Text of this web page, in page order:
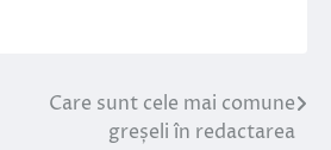
Care sunt cele mai comune
greșeli în redactarea